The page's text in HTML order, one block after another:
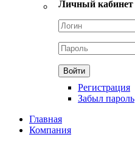
Личный кабинет
Регистрация
Забыл пароль
Главная
Компания